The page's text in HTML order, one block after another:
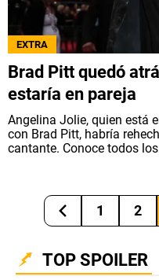
EXTRA
Brad Pitt quedó
estaría en pareja
Angelina Jolie, quien está
con Brad Pitt, habría
cantante. Conoce todos
1 2
TOP SPOILER